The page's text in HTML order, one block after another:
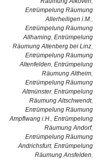
Entrümpelung Räumung
Allerheiligen i.M.,
Entrümpelung Räumung
Allhaming, Entrümpelung
Räumung Altenberg bei Linz,
Entrümpelung Räumung
Altenfelden, Entrümpelung
Räumung Altheim,
Entrümpelung Räumung
Altmünster, Entrümpelung
Räumung Altschwendt,
Entrümpelung Räumung
Ampflwang i.H., Entrümpelung
Räumung Andorf,
Entrümpelung Räumung
Andrichsfurt, Entrümpelung
Räumung Ansfelden,